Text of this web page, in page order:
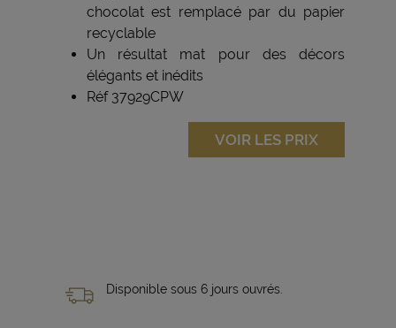
chocolat est remplacé par du papier
recyclable
Un résultat mat pour des décors
élégants et inédits
Réf 37929CPW
VOIR LES PRIX
Disponible sous 6 jours ouvrés.